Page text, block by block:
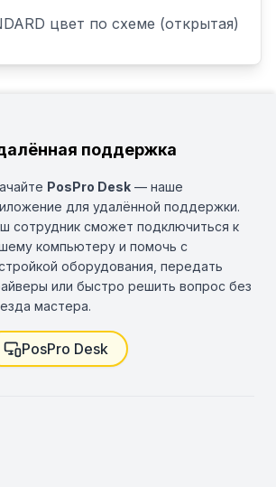
цвет по схеме (открытая)
поддержка
PosPro Desk — наше
для удалённой поддержки.
сотрудник сможет подключиться к
компьютеру и помочь с
оборудования, передать
или быстро решить вопрос без
мастера.
PosPro Desk